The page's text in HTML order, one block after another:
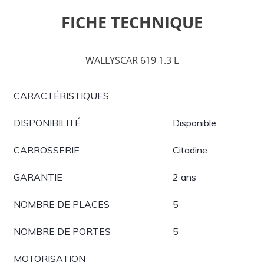
FICHE TECHNIQUE
WALLYSCAR 619 1.3 L
CARACTÉRISTIQUES
DISPONIBILITÉ Disponible
CARROSSERIE Citadine
GARANTIE 2 ans
NOMBRE DE PLACES 5
NOMBRE DE PORTES 5
MOTORISATION